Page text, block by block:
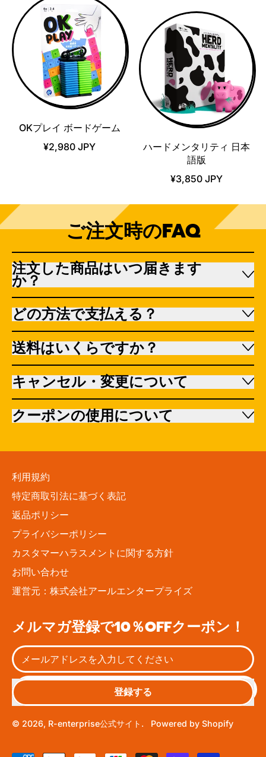
OKプレイ ボードゲーム
¥2,980 JPY
ハードメンタリティ 日本
語版
¥3,850 JPY
ご注文時のFAQ
注文した商品はいつ届きます
か？
どの方法で支払える？
送料はいくらですか？
キャンセル・変更について
クーポンの使用について
利用規約
特定商取引法に基づく表記
返品ポリシー
プライバシーポリシー
カスタマーハラスメントに関する方針
お問い合わせ
運営元：株式会社アールエンタープライズ
メルマガ登録で10％OFFクーポン！
登録する
© 2026, R-enterprise公式サイト . Powered by Shopify